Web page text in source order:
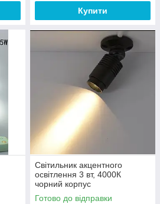
Купити
Світильник акцентного
освітлення 3 вт, 4000К
чорний корпус
Готово до відправки